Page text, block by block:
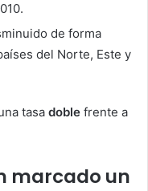
de forma
del Norte, Este y
tasa doble frente a
marcado un